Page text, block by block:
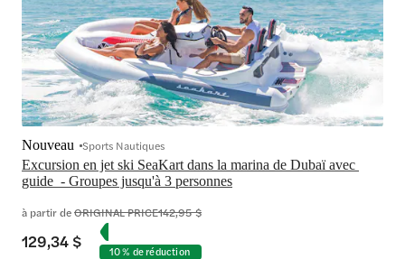
Excursion en jet ski SeaKart dans la marina de Dubaï avec
guide  - Groupes jusqu'à 3 personnes
Nouveau Sports Nautiques
à partir deORIGINAL PRICE142,95 $
129,34 $ 10 % de réduction